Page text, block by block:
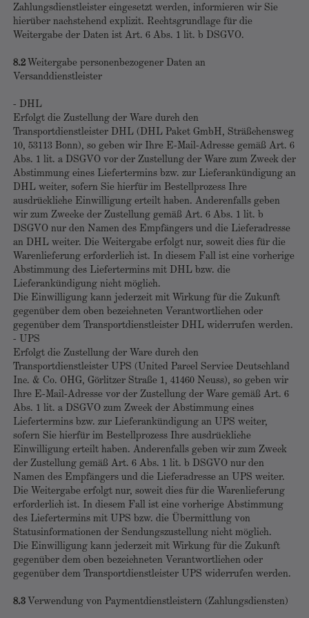
Zahlungsdienstleister eingesetzt werden, informieren wir Sie
hierüber nachstehend explizit. Rechtsgrundlage für die
Weitergabe der Daten ist Art. 6 Abs. 1 lit. b DSGVO.
8.2 Weitergabe personenbezogener Daten an
Versanddienstleister
- DHL
Erfolgt die Zustellung der Ware durch den
Transportdienstleister DHL (DHL Paket GmbH, Sträßchensweg
10, 53113 Bonn), so geben wir Ihre E-Mail-Adresse gemäß Art. 6
Abs. 1 lit. a DSGVO vor der Zustellung der Ware zum Zweck der
Abstimmung eines Liefertermins bzw. zur Lieferankündigung an
DHL weiter, sofern Sie hierfür im Bestellprozess Ihre
ausdrückliche Einwilligung erteilt haben. Anderenfalls geben
wir zum Zwecke der Zustellung gemäß Art. 6 Abs. 1 lit. b
DSGVO nur den Namen des Empfängers und die Lieferadresse
an DHL weiter. Die Weitergabe erfolgt nur, soweit dies für die
Warenlieferung erforderlich ist. In diesem Fall ist eine vorherige
Abstimmung des Liefertermins mit DHL bzw. die
Lieferankündigung nicht möglich.
Die Einwilligung kann jederzeit mit Wirkung für die Zukunft
gegenüber dem oben bezeichneten Verantwortlichen oder
gegenüber dem Transportdienstleister DHL widerrufen werden.
- UPS
Erfolgt die Zustellung der Ware durch den
Transportdienstleister UPS (United Parcel Service Deutschland
Inc. & Co. OHG, Görlitzer Straße 1, 41460 Neuss), so geben wir
Ihre E-Mail-Adresse vor der Zustellung der Ware gemäß Art. 6
Abs. 1 lit. a DSGVO zum Zweck der Abstimmung eines
Liefertermins bzw. zur Lieferankündigung an UPS weiter,
sofern Sie hierfür im Bestellprozess Ihre ausdrückliche
Einwilligung erteilt haben. Anderenfalls geben wir zum Zweck
der Zustellung gemäß Art. 6 Abs. 1 lit. b DSGVO nur den
Namen des Empfängers und die Lieferadresse an UPS weiter.
Die Weitergabe erfolgt nur, soweit dies für die Warenlieferung
erforderlich ist. In diesem Fall ist eine vorherige Abstimmung
des Liefertermins mit UPS bzw. die Übermittlung von
Statusinformationen der Sendungszustellung nicht möglich.
Die Einwilligung kann jederzeit mit Wirkung für die Zukunft
gegenüber dem oben bezeichneten Verantwortlichen oder
gegenüber dem Transportdienstleister UPS widerrufen werden.
8.3 Verwendung von Paymentdienstleistern (Zahlungsdiensten)